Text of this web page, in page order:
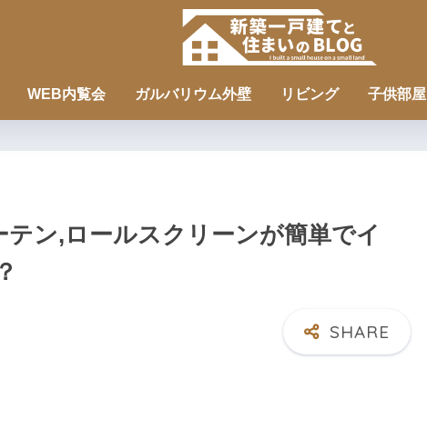
WEB内覧会 ガルバリウム外壁 リビング 子供部屋
テン,ロールスクリーンが簡単でイ